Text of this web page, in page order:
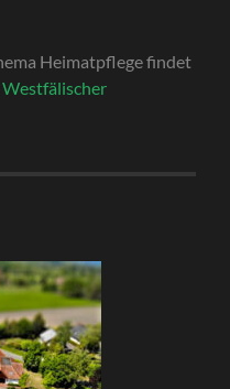
Heimatpflege findet
Westfälischer